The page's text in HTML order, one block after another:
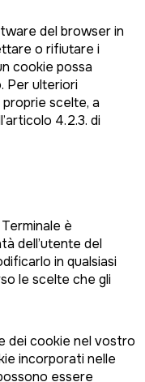
del browser in
o rifiutare i
cookie possa
Per ulteriori
scelte, a
4.2.3. di
è
dell’utente del
in qualsiasi
le scelte che gli
dei cookie nel vostro
incorporati nelle
essere